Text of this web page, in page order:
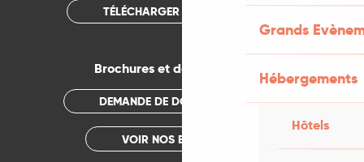
Grands
Hébergements
Hôtels
TÉLÉCHARGER L'APPLICATION
Brochures et documentations
DEMANDE DE DOCUMENTATION
VOIR NOS BROCHURES